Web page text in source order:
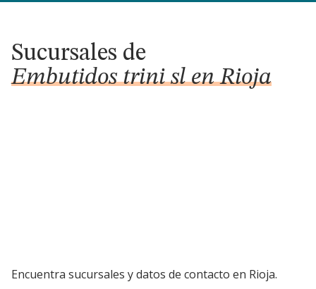
Sucursales de
Embutidos trini sl en Rioja
Encuentra sucursales y datos de contacto en Rioja.